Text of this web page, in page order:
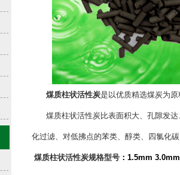
煤质柱状活性炭是以优质精选煤炭为
煤质柱状活性炭比表面积大、孔隙发达
化过滤、对低拂点的苯类、醇类、四氯化
煤质柱状活性炭规格型号 ：1.5mm